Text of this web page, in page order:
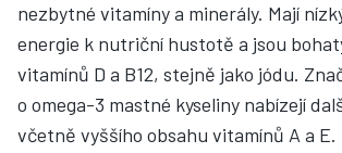
nezbytné vitamíny a minerály. Mají
energie k nutriční hustotě a jsou
vitamínů D a B12, stejně jako jódu.
o omega-3 mastné kyseliny nabízejí
včetně vyššího obsahu vitamínů A a E.